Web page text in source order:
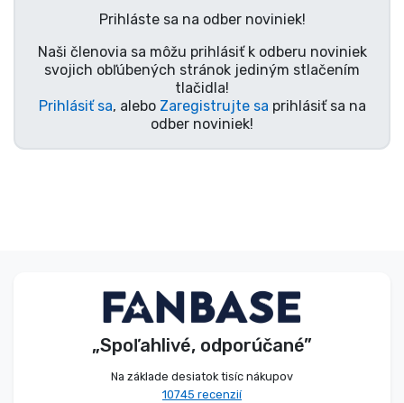
Prihláste sa na odber noviniek!
Naši členovia sa môžu prihlásiť k odberu noviniek
svojich obľúbených stránok jediným stlačením
tlačidla!
Prihlásiť sa, alebo Zaregistrujte sa prihlásiť sa na
odber noviniek!
„Spoľahlivé, odporúčané”
Na základe desiatok tisíc nákupov
10745 recenzií
Zoradiť podľa karikatúry
Zoradiť podľa Anime
Zoradiť podľa hier